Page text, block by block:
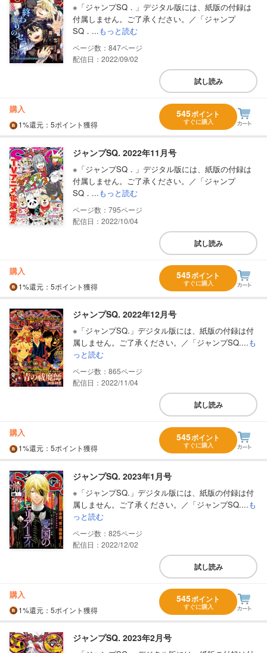
※「ジャンプSQ．」デジタル版には、紙版の付録は
付属しません。ご了承ください。／「ジャンプ
SQ．...もっと読む
847
配信日：2022/09/02
試し読み
購入
1%還元 ：5ポイント獲得
545ポイント
すぐに購入
ジャンプSQ. 2022年11月号
※「ジャンプSQ．」デジタル版には、紙版の付録は
付属しません。ご了承ください。／「ジャンプ
SQ．...もっと読む
795
配信日：2022/10/04
試し読み
購入
1%還元 ：5ポイント獲得
545ポイント
すぐに購入
ジャンプSQ. 2022年12月号
※「ジャンプSQ.」デジタル版には、紙版の付録は付
属しません。ご了承ください。／「ジャンプSQ....も
っと読む
865
配信日：2022/11/04
試し読み
購入
1%還元 ：5ポイント獲得
545ポイント
すぐに購入
ジャンプSQ. 2023年1月号
※「ジャンプSQ.」デジタル版には、紙版の付録は付
属しません。ご了承ください。／「ジャンプSQ....も
っと読む
825
配信日：2022/12/02
試し読み
購入
1%還元 ：5ポイント獲得
545ポイント
すぐに購入
ジャンプSQ. 2023年2月号